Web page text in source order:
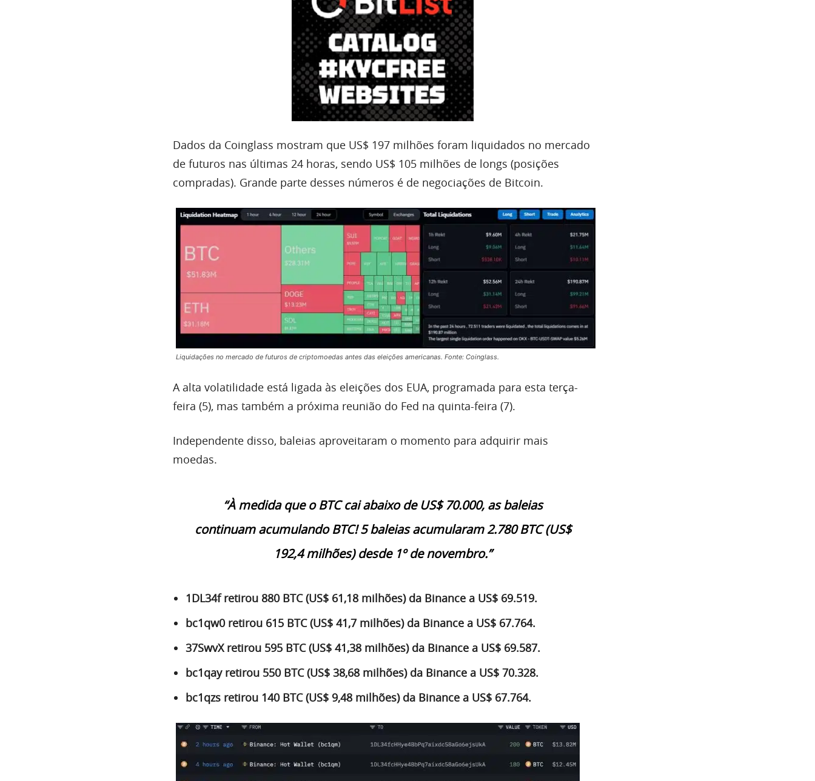
Dados da Coinglass mostram que US$ 197 milhões foram liquidados no mercado
de futuros nas últimas 24 horas, sendo US$ 105 milhões de longs (posições
compradas). Grande parte desses números é de negociações de Bitcoin.
Liquidações no mercado de futuros de criptomoedas antes das eleições americanas. Fonte: Coinglass.
A alta volatilidade está ligada às eleições dos EUA, programada para esta terça-
feira (5), mas também a próxima reunião do Fed na quinta-feira (7).
Independente disso, baleias aproveitaram o momento para adquirir mais
moedas.
“À medida que o BTC cai abaixo de US$ 70.000, as baleias
continuam acumulando BTC! 5 baleias acumularam 2.780 BTC (US$
192,4 milhões) desde 1º de novembro.”
1DL34f retirou 880 BTC (US$ 61,18 milhões) da Binance a US$ 69.519.
bc1qw0 retirou 615 BTC (US$ 41,7 milhões) da Binance a US$ 67.764.
37SwvX retirou 595 BTC (US$ 41,38 milhões) da Binance a US$ 69.587.
bc1qay retirou 550 BTC (US$ 38,68 milhões) da Binance a US$ 70.328.
bc1qzs retirou 140 BTC (US$ 9,48 milhões) da Binance a US$ 67.764.